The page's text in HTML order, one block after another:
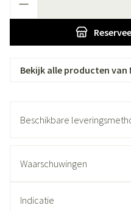
Bekijk alle producten van
Beschikbare
Waarschuwingen
Indicatie